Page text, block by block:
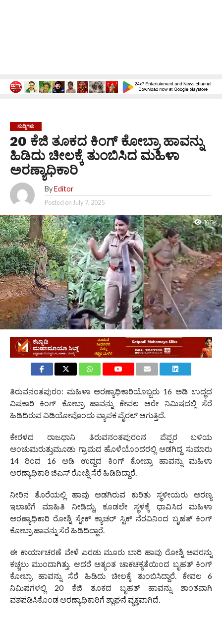
ಸುದ್ದಿಗಳು
20 ಕೆಜಿ ತೂಕದ ಕಿಂಗ್ ಕೋಬ್ರಾ ಹಾವನ್ನು
ಹಿಡಿದು ಚೀಲಕ್ಕೆ ತುಂಬಿಸಿದ ಮಹಿಳಾ
ಅರಣ್ಯಾಧಿಕಾರಿ
By Editor
Posted onJuly 7, 2025
10.5K
ತಿರುವನಂತಪುರಂ: ಮಹಿಳಾ ಅರಣ್ಯಾಧಿಕಾರಿಯೊಬ್ಬರು 16 ಅಡಿ ಉದ್ಧದ
ವಿಷಕಾರಿ ಕಿಂಗ್ ಕೋಬ್ರಾ ಹಾವನ್ನು ಕೇವಲ ಆರೇ ನಿಮಿಷದಲ್ಲಿ ಸೆರೆ
ಹಿಡಿದಿರುವ ವಿಡಿಯೋವೊಂದು ವ್ಯಾಪಕ ವೈರಲ್ ಆಗುತ್ತಿದೆ.
ಕೇರಳದ ರಾಜಧಾನಿ ತಿರುವನಂತಪುರಂನ ಪೆಪ್ಪರ ಬಳಿಯ
ಅಂಚುಮರುತ್ತುಮೂಡು ಗ್ರಾಮದ ಹೊಳೆಯೊಂದರಲ್ಲಿ ಅಡಗಿದ್ದ ಸುಮಾರು
14 ರಿಂದ 16 ಅಡಿ ಉದ್ದದ ಕಿಂಗ್ ಕೋಬ್ರಾ ಹಾವನ್ನು ಮಹಿಳಾ
ಅರಣ್ಯಾಧಿಕಾರಿ ಜಿಎಸ್ ರೋಶ್ನಿ ಸೆರೆ ಹಿಡಿದಿದ್ದಾರೆ.
ನೀರಿನ ತೊರೆಯಲ್ಲಿ ಹಾವು ಅಡಗಿರುವ ಕುರಿತು ಸ್ಥಳೀಯರು ಅರಣ್ಯ
ಇಲಾಖೆಗೆ ಮಾಹಿತಿ ನೀಡಿದ್ದು, ಕೂಡಲೇ ಸ್ಥಳಕ್ಕೆ ಧಾವಿಸಿದ ಮಹಿಳಾ
ಅರಣ್ಯಾಧಿಕಾರಿ ರೋಶ್ನಿ ಸ್ನೇಕ್ ಕ್ಯಾಚರ್ ಸ್ಟಿಕ್ ನೆರವಿನಿಂದ ಬೃಹತ್ ಕಿಂಗ್
ಕೋಬ್ರಾ ಹಾವನ್ನು ಸೆರೆ ಹಿಡಿದಿದ್ದಾರೆ.
ಈ ಕಾರ್ಯಾಚರಣೆ ವೇಳೆ ಎರಡು ಮೂರು ಬಾರಿ ಹಾವು ರೋಶ್ನಿ ಅವರನ್ನು
ಕಚ್ಚಲು ಮುಂದಾಗಿತ್ತು. ಆದರೆ ಅತ್ಯಂತ ಚಾಕಚಕ್ಯತೆಯಿಂದ ಬೃಹತ್ ಕಿಂಗ್
ಕೋಬ್ರಾ ಹಾವನ್ನು ಸೆರೆ ಹಿಡಿದು ಚೀಲಕ್ಕೆ ತುಂಬಿಸಿದ್ದಾರೆ. ಕೇವಲ 6
ನಿಮಿಷಗಳಲ್ಲಿ 20 ಕೆಜಿ ತೂಕದ ಬೃಹತ್ ಹಾವನ್ನು ಶಾಂತವಾಗಿ
ವಶಪಡಿಸಿಕೊಂಡ ಅರಣ್ಯಾಧಿಕಾರಿಗೆ ಶ್ಲಾಘನೆ ವ್ಯಕ್ತವಾಗಿದೆ.